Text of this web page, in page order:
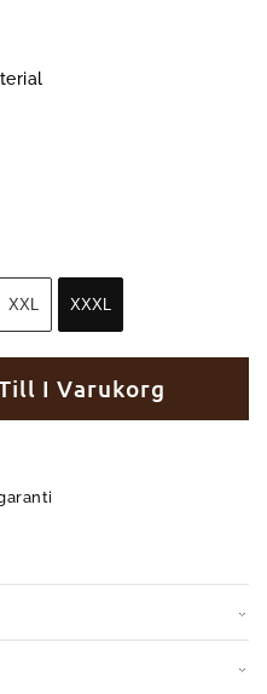
XXL XXXL
I Varukorg